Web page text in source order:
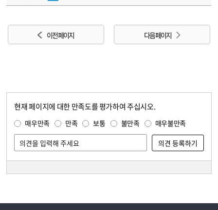
이전 페이지 다음 페이지
현재 페이지에 대한 만족도를 평가하여 주십시오.
매우만족 만족 보통 불만족 매우불만족